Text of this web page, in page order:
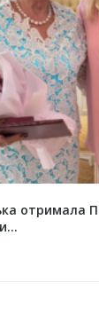
отримала